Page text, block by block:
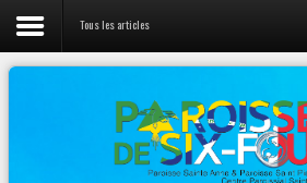
Vie de la Paroisse
Tous les articles
LIENS
L'évangile du jour
Canção Nova